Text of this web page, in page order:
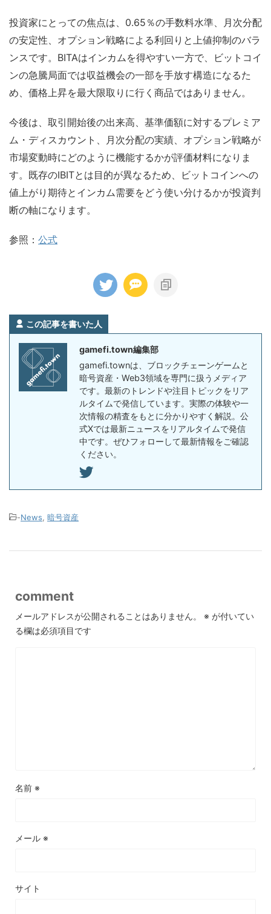
投資家にとっての焦点は、0.65％の手数料水準、月次分配
の安定性、オプション戦略による利回りと上値抑制のバラ
ンスです。BITAはインカムを得やすい一方で、ビットコイ
ンの急騰局面では収益機会の一部を手放す構造になるた
め、価格上昇を最大限取りに行く商品ではありません。
今後は、取引開始後の出来高、基準価額に対するプレミア
ム・ディスカウント、月次分配の実績、オプション戦略が
市場変動時にどのように機能するかが評価材料になりま
す。既存のIBITとは目的が異なるため、ビットコインへの
値上がり期待とインカム需要をどう使い分けるかが投資判
断の軸になります。
参照： 公式
この記事を書いた人
gamefi.town編集部
gamefi.townは、ブロックチェーンゲームと
暗号資産・Web3領域を専門に扱うメディア
です。最新のトレンドや注目トピックをリア
ルタイムで発信しています。実際の体験や一
次情報の精査をもとに分かりやすく解説。公
式Xでは最新ニュースをリアルタイムで発信
中です。ぜひフォローして最新情報をご確認
ください。
-News 暗号資産
comment
メールアドレスが公開されることはありません。 ※ が付いてい
る欄は必須項目です
名前 ※
メール ※
サイト